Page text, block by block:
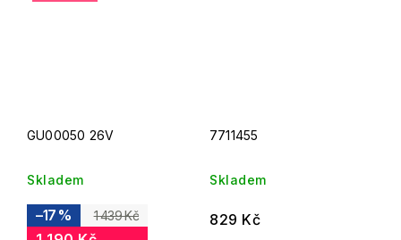
GU00050 26V
Skladem
1 439 Kč
–17 %
7711455
Skladem
829 Kč